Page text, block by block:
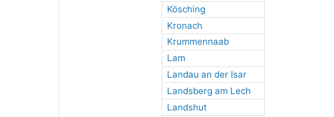
Kösching
Kronach
Krummennaab
Lam
Landau an der Isar
Landsberg am Lech
Landshut